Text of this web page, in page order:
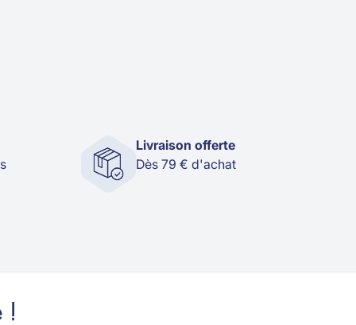
Livraison offerte
Dès 79 € d'achat
!